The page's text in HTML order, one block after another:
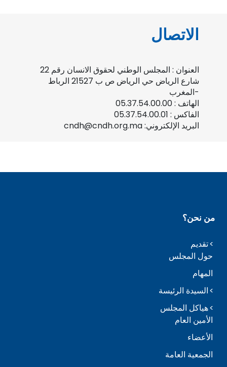
الاتصال
العنوان : المجلس الوطني لحقوق الانسان رقم 22
شارع الرياض حي الرياض ص ب 21527 الرباط
-المغرب
الهاتف : 05.37.54.00.00
الفاكس : 05.37.54.00.01
البريد الإلكتروني: cndh@cndh.org.ma
من نحن؟
تقديم
حول المجلس
المهام
السيدة الرئيسة
هياكل المجلس
الأمين العام
الأعضاء
الجمعية العامة